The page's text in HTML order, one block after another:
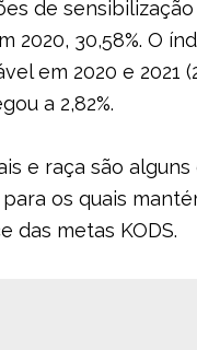
de
2020, 30,58%. O
em 2020 e 2021
a 2,82%.
e raça são
os quais
das metas KODS.